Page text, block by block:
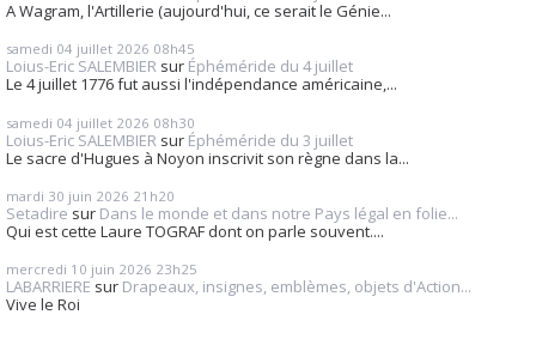
A Wagram, l'Artillerie (aujourd'hui, ce serait le Génie...
samedi 04 juillet 2026 08h45
Loius-Eric SALEMBIER sur Éphéméride du 4 juillet
Le 4 juillet 1776 fut aussi l'indépendance américaine,...
samedi 04 juillet 2026 08h30
Loius-Eric SALEMBIER sur Éphéméride du 3 juillet
Le sacre d'Hugues à Noyon inscrivit son règne dans la...
mardi 30 juin 2026 21h20
Setadire sur Dans le monde et dans notre Pays légal en folie...
Qui est cette Laure TOGRAF dont on parle souvent....
mercredi 10 juin 2026 23h25
LABARRIERE sur Drapeaux, insignes, emblèmes, objets d'Action...
Vive le Roi